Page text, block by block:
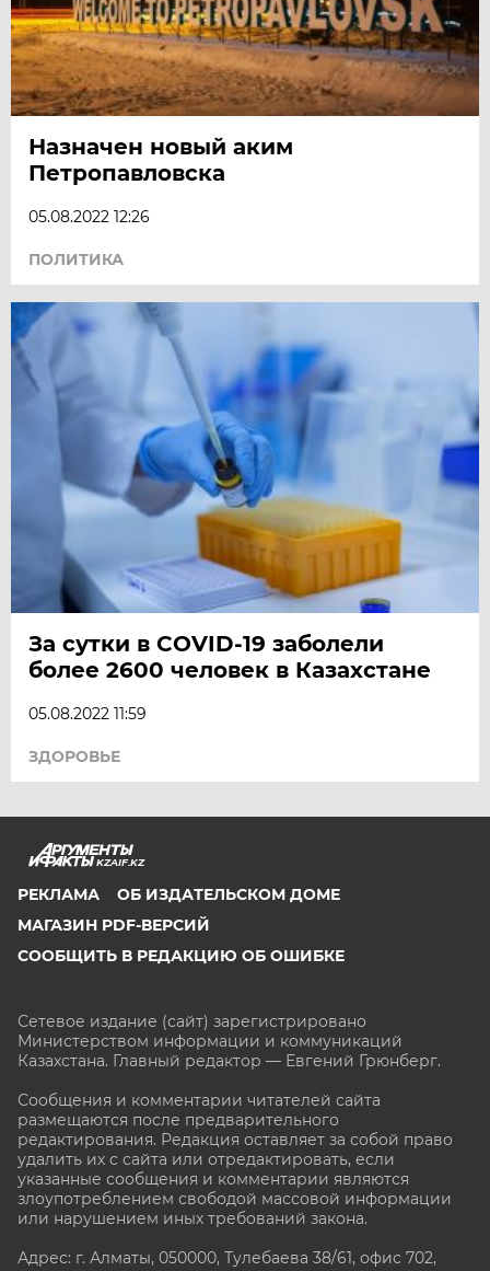
Назначен новый аким
Петропавловска
05.08.2022 12:26
ПОЛИТИКА
За сутки в COVID-19 заболели
более 2600 человек в Казахстане
05.08.2022 11:59
ЗДОРОВЬЕ
KZAIF.KZ
РЕКЛАМА
ОБ ИЗДАТЕЛЬСКОМ ДОМЕ
МАГАЗИН PDF-ВЕРСИЙ
СООБЩИТЬ В РЕДАКЦИЮ ОБ ОШИБКЕ
Сетевое издание (сайт) зарегистрировано
Министерством информации и коммуникаций
Казахстана. Главный редактор — Евгений Грюнберг.
Сообщения и комментарии читателей сайта
размещаются после предварительного
редактирования. Редакция оставляет за собой право
удалить их с сайта или отредактировать, если
указанные сообщения и комментарии являются
злоупотреблением свободой массовой информации
или нарушением иных требований закона.
Адрес: г. Алматы, 050000, Тулебаева 38/61, офис 702,